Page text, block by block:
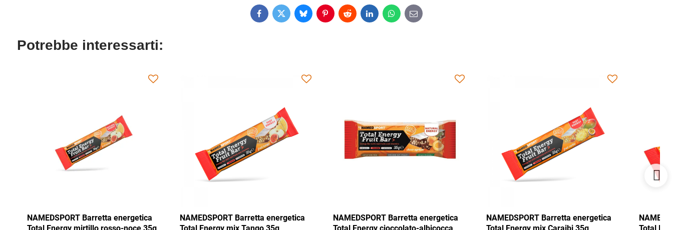
FacebookTwitterBlueskyPinterestRedditLinkedInWhatsApp
E-
mail
Potrebbe interessarti:
35g
NAMEDSPORT Barretta energetica
Total Energy mix Tango 35g
NAMEDSPORT Barretta energetica
Total Energy cioccolato-albicocca
NAMEDSPORT Barretta energetica
Total Energy mix Caraibi 35g
NAMEDSPORT Barretta energetica
Total Energy pistacchio 35g